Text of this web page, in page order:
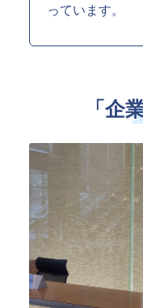
っています。
「企